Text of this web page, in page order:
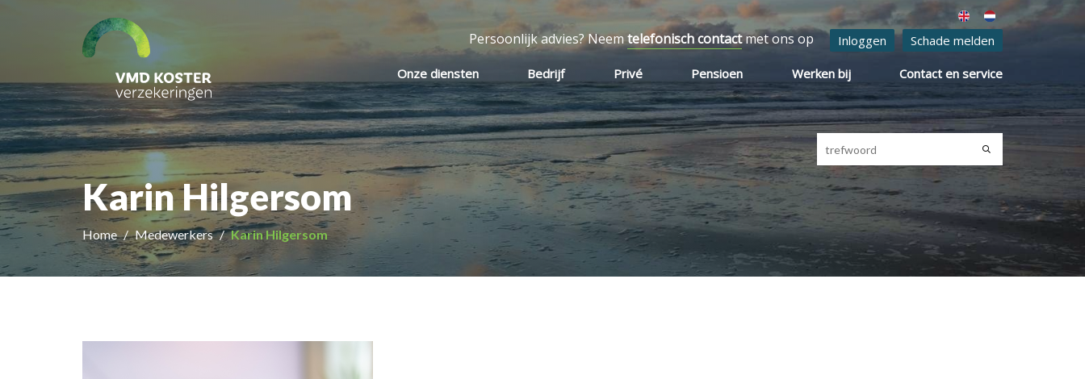
Persoonlijk advies? Neemtelefonisch contactmet ons op Inloggen Schade melden
Onze diensten Bedrijf Privé Pensioen Werken bij Contact en service
Karin Hilgersom
Home Medewerkers Karin Hilgersom